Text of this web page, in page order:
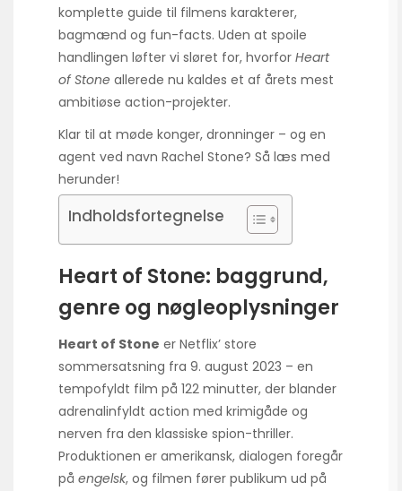
komplette guide til filmens karakterer,
bagmænd og fun-facts. Uden at spoile
handlingen løfter vi sløret for, hvorfor Heart
of Stone allerede nu kaldes et af årets mest
ambitiøse action-projekter.
Klar til at møde konger, dronninger – og en
agent ved navn Rachel Stone? Så læs med
herunder!
Indholdsfortegnelse
Heart of Stone: baggrund,
genre og nøgleoplysninger
Heart of Stone er Netflix’ store
sommersatsning fra 9. august 2023 – en
tempofyldt film på 122 minutter, der blander
adrenalinfyldt action med krimigåde og
nerven fra den klassiske spion-thriller.
Produktionen er amerikansk, dialogen foregår
på engelsk, og filmen fører publikum ud på